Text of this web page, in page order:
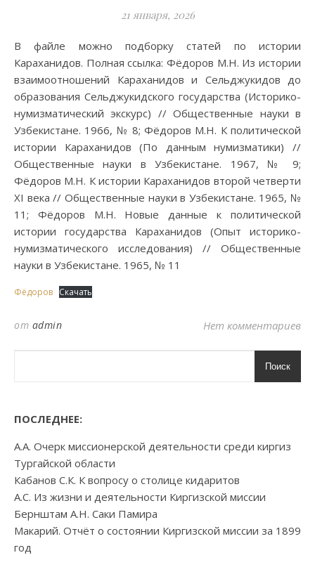
21 января, 2026
В файле можно подборку статей по истории
Караханидов. Полная ссылка: Фёдоров М.Н. Из истории
взаимоотношений Караханидов и Сельджукидов до
образования Сельджукидского государства (Историко-
нумизматический экскурс) // Общественные науки в
Узбекистане. 1966, № 8; Фёдоров М.Н. К политической
истории Караханидов (По данным нумизматики) //
Общественные науки в Узбекистане. 1967, № 9;
Фёдоров М.Н. К истории Караханидов второй четверти
XI века // Общественные науки в Узбекистане. 1965, №
11; Фёдоров М.Н. Новые данные к политической
истории государства Караханидов (Опыт историко-
нумизматического исследования) // Общественные
науки в Узбекистане. 1965, № 11
Фёдоров Скачать
от admin Нет комментариев
Поиск
ПОСЛЕДНЕЕ:
А.А. Очерк миссионерской деятельности среди киргиз
Тургайской области
Кабанов С.К. К вопросу о столице кидаритов
А.С. Из жизни и деятельности Киргизской миссии
Бернштам А.Н. Саки Памира
Макарий. Отчёт о состоянии Киргизской миссии за 1899
год